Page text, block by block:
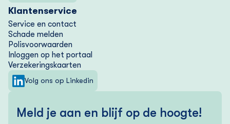
Klantenservice
Service en contact
Schade melden
Polisvoorwaarden
Inloggen op het portaal
Verzekering­skaarten
Volg ons op Linkedin
Meld je aan en blijf op de hoogte!